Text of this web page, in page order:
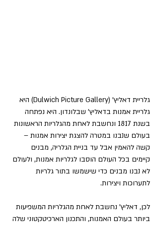
גלריית דאליץ' (Dulwich Picture Gallery) היא
גלריית אמנות בדאליץ' שבלונדון. היא נפתחה
בשנת 1817 ונחשבת לאחת מהגלריות הראשונות
בעולם שנבנו במטרה להצגת יצירות אמנות –
קשה להאמין אבל עד בניית הגלריה, מבנים
קיימים בכל העולם הוסבו לגלריות אמנות, ולעולם
לא נבנו מבנים כדי שישמשו בתור גלריות
לתערוכות ויצירות.
לכן, דאליץ' נחשבת לאחת מהגלריות המשפיעות
ביותר בעולם האמנות, והתכנון הארכיטקטוני שלה